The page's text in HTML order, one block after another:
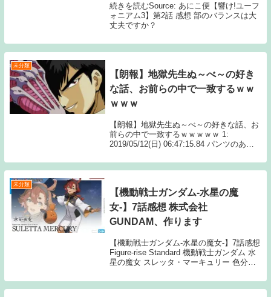
続きを読むSource: あにこ便【響け!ユーフ
ォニアム3】第2話 感想 部のバランスは大
丈夫ですか？
未分類
【朗報】地獄先生ぬ～べ～の好き
な話、お前らの中で一致するｗｗ
ｗｗｗ
【朗報】地獄先生ぬ～べ～の好きな話、お
前らの中で一致するｗｗｗｗｗ 1:
2019/05/12(日) 06:47:15.84 パンツのあの
【朗報】地獄先生ぬ～べ～の好きな話、お
前らの中で一致する...
未分類
【機動戦士ガンダム-水星の魔
女-】7話感想 株式会社
GUNDAM、作ります
【機動戦士ガンダム-水星の魔女-】7話感想
Figure-rise Standard 機動戦士ガンダム 水
星の魔女 スレッタ・マーキュリー 色分け
びます原作：矢立肇、富野由悠季 販売：
BANDAI S...